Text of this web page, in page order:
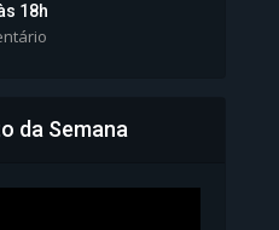
emissão da
18h
da Semana